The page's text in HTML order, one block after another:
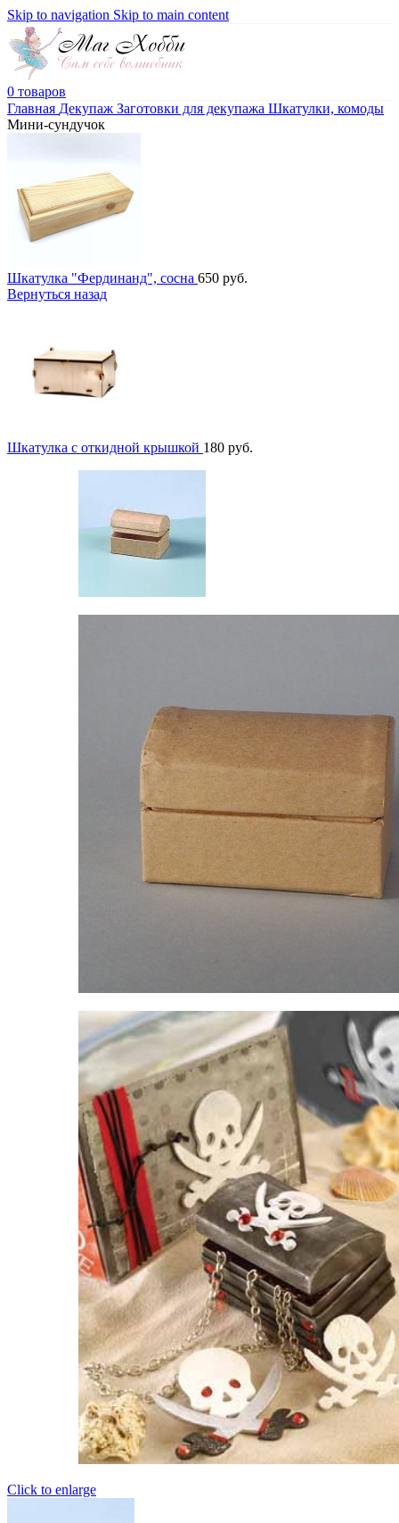
Skip to navigation Skip to main content
0 товаров
Главная Декупаж Заготовки для декупажа Шкатулки, комоды
Мини-сундучок
Шкатулка "Фердинанд", сосна 650 руб.
Вернуться назад
Шкатулка с откидной крышкой 180 руб.
Click to enlarge